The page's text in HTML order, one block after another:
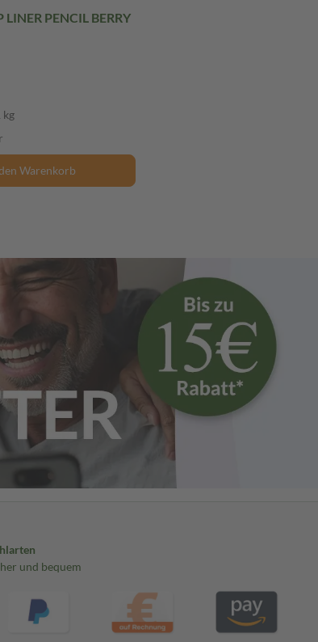
LINER PENCIL BERRY
kg
Warenkorb
und bequem